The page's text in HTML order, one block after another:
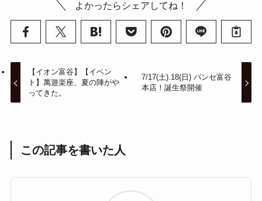
よかったらシェアしてね！
【イオン富谷】【イベン
ト】萬遊楽座、夏の陣がや
ってきた。
7/17(土).18(日) パンセ富谷
本店！誕生祭開催
この記事を書いた人